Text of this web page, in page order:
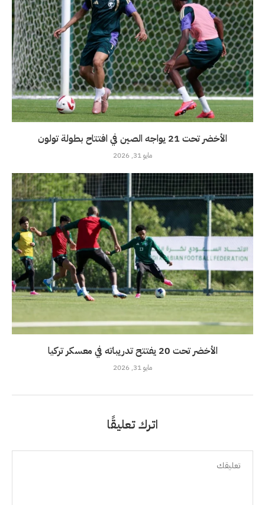
الأخضر تحت 21 يواجه الصين في افتتاح بطولة تولون
مايو 31, 2026
الأخضر تحت 20 يفتتح تدريباته في معسكر تركيا
مايو 31, 2026
اترك تعليقًا